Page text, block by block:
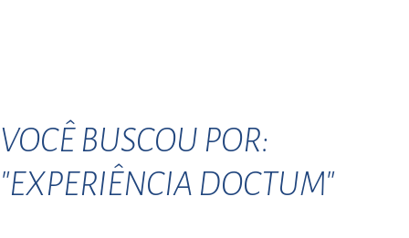
VOCÊ BUSCOU POR:
"EXPERIÊNCIA DOCTUM"